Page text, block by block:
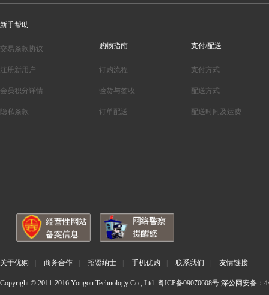
新手帮助
交易条款协议
注册新用户
会员积分详情
隐私条款
购物指南
订购流程
验货与签收
订单配送
支付/配送
支付方式
配送方式
配送时间及运费
关于优购 商务合作 招贤纳士 手机优购 联系我们 友情链接
Copyright © 2011-2016 Yougou Technology Co., Ltd. 粤ICP备09070608号 深公网安备：